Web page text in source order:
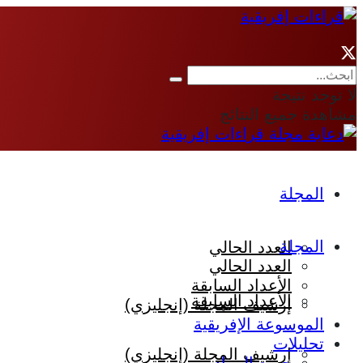
لا توجد نتيجة
مشاهدة جميع النتائج
المجلة
العدد الحالي
الأعداد السابقة
إرشيف المجلة (إنجليزي)
المجلة
العدد الحالي
الأعداد السابقة
إرشيف المجلة (إنجليزي)
الموسوعة الإفريقية
تحليلات